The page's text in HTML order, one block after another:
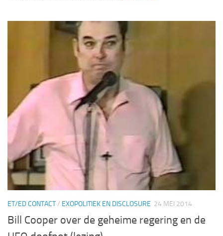
ET/ED CONTACT/ EXOPOLITIEK EN DISCLOSURE 24 MEI 2014
Bill Cooper over de geheime regering en de